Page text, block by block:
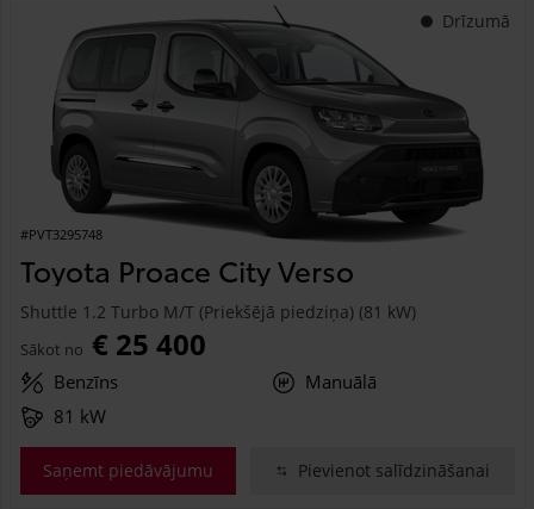
Drīzumā
#PVT3295748
Toyota Proace City Verso
Shuttle 1.2 Turbo M/T (Priekšējā piedziņa) (81 kW)
Sākot no € 25 400
Benzīns
Manuālā
81 kW
Saņemt piedāvājumu Pievienot salīdzināšanai